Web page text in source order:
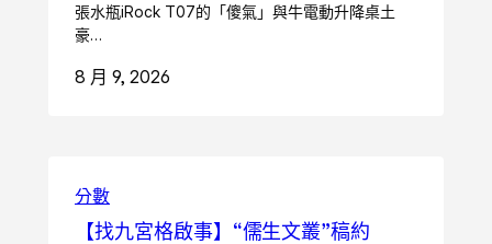
張水瓶iRock T07的「傻氣」與牛電動升降桌土
豪…
8 月 9, 2026
分數
【找九宮格啟事】“儒生文叢”稿約